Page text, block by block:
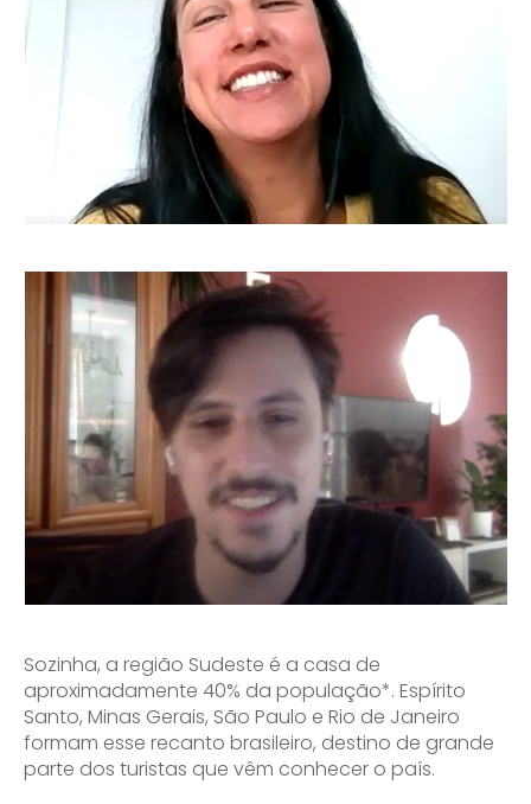
Sozinha, a região Sudeste é a casa de
aproximadamente 40% da população*. Espírito
Santo, Minas Gerais, São Paulo e Rio de Janeiro
formam esse recanto brasileiro, destino de grande
parte dos turistas que vêm conhecer o país.